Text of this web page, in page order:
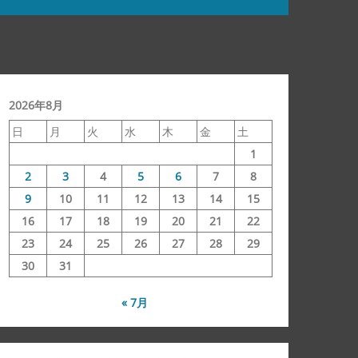
2026年8月
日
月 火 水 木 金
土
1
2
3 4 5 6 7
8
9
10 11 12 13 14
15
16
17 18 19 20 21
22
23
24 25 26 27 28
29
30
31
« 7月